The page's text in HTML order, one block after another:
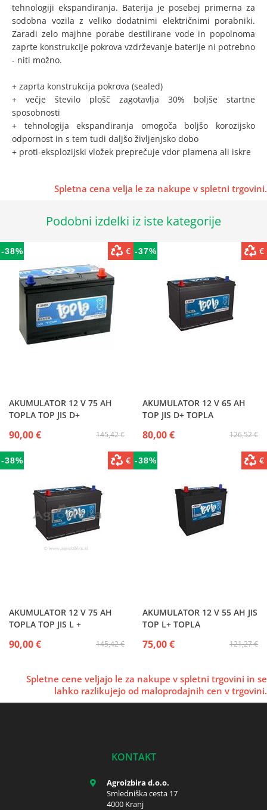
tehnologiji ekspandiranja. Baterija je posebej primerna za
sodobna vozila z veliko dodatnimi električnimi porabniki.
Zaradi zelo majhne porabe destilirane vode in popolnoma
zaprte konstrukcije pokrova vzdrževanje baterije ni potrebno
- niti možno.
+ zaprta konstrukcija pokrova (sealed)
+ večje število plošč zagotavlja 30% boljše startne
sposobnosti
+ tehnologija ekspandiranja omogoča boljšo korozijsko
odpornost in s tem tudi daljšo življenjsko dobo
+ proti-eksplozijski vložek preprečuje vdor plamena ali iskre
Spletna cena velja le za nakupe v spletni trgovini.
Podobni izdelki iz iste kategorije
-38% €
AKUMULATOR 12 V 75 AH
TOPLA TOP JIS D+
145,42 €
90,00 €
-37% €
AKUMULATOR 12 V 65 AH
TOP JIS D+ TOPLA
126,52 €
80,00 €
-38% €
AKUMULATOR 12 V 75 AH
TOPLA TOP JIS L +
145,42 €
90,00 €
-38% €
AKUMULATOR 12 V 55 AH JIS
TOP L+ TOPLA
121,27 €
75,00 €
Spletne cene veljajo le za nakupe v spletni trgovini in se
lahko razlikujejo od maloprodajnih cen v trgovini.
KONTAKT
Agroizbira d.o.o.
Smledniška cesta 17
4000 Kranj